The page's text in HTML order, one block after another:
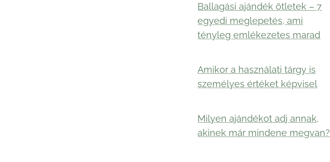
Ballagási ajándék ötletek – 7
egyedi meglepetés, ami
tényleg emlékezetes marad
Amikor a használati tárgy is
személyes értéket képvisel
Milyen ajándékot adj annak,
akinek már mindene megvan?